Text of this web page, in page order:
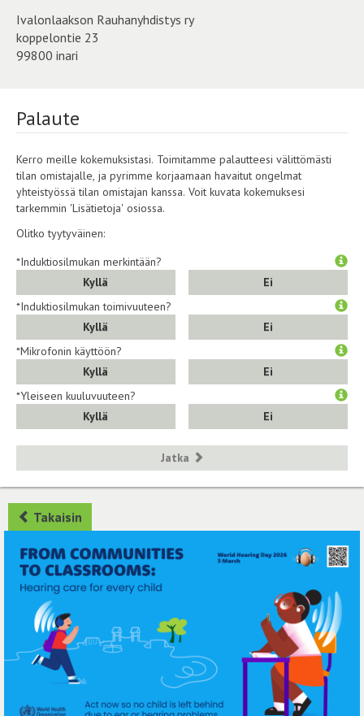
Ivalonlaakson Rauhanyhdistys ry
koppelontie 23
99800 inari
Palaute
Kerro meille kokemuksistasi. Toimitamme palautteesi välittömästi
tilan omistajalle, ja pyrimme korjaamaan havaitut ongelmat
yhteistyössä tilan omistajan kanssa. Voit kuvata kokemuksesi
tarkemmin 'Lisätietoja' osiossa.
Olitko tyytyväinen:
*Induktiosilmukan merkintään?
Kyllä
Ei
*Induktiosilmukan toimivuuteen?
Kyllä
Ei
*Mikrofonin käyttöön?
Kyllä
Ei
*Yleiseen kuuluvuuteen?
Kyllä
Ei
Jatka
Takaisin